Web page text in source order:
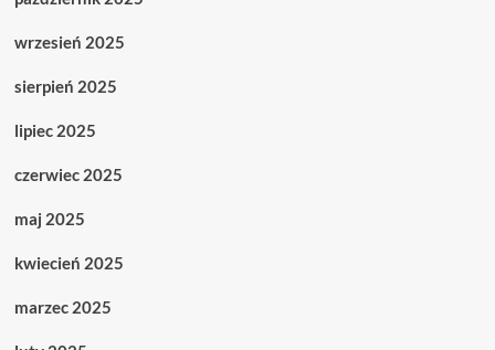
wrzesień 2025
sierpień 2025
lipiec 2025
czerwiec 2025
maj 2025
kwiecień 2025
marzec 2025